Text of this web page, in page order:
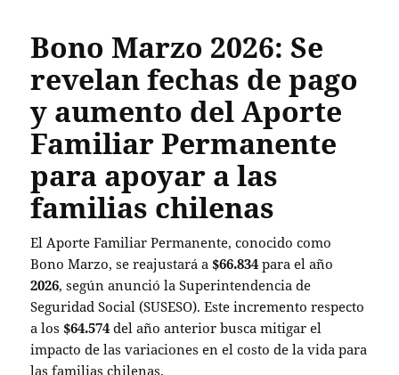
Bono Marzo 2026: Se
revelan fechas de pago
y aumento del Aporte
Familiar Permanente
para apoyar a las
familias chilenas
El Aporte Familiar Permanente, conocido como
Bono Marzo, se reajustará a$66.834 para el año
2026, según anunció la Superintendencia de
Seguridad Social (SUSESO). Este incremento respecto
a los$64.574 del año anterior busca mitigar el
impacto de las variaciones en el costo de la vida para
las familias chilenas.